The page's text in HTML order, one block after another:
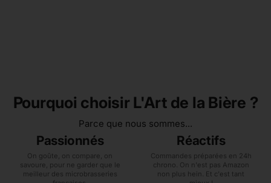
Pourquoi choisir L'Art de la Bière ?
Parce que nous sommes...
Passionnés
On goûte, on compare, on
savoure, pour ne garder que le
meilleur des microbrasseries
Réactifs
Commandes préparées en 24h
chrono. On n'est pas Amazon
non plus hein. Et c'est tant